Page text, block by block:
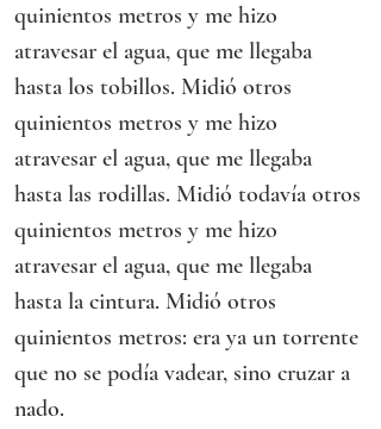
quinientos metros y me hizo
atravesar el agua, que me llegaba
hasta los tobillos. Midió otros
quinientos metros y me hizo
atravesar el agua, que me llegaba
hasta las rodillas. Midió todavía otros
quinientos metros y me hizo
atravesar el agua, que me llegaba
hasta la cintura. Midió otros
quinientos metros: era ya un torrente
que no se podía vadear, sino cruzar a
nado.